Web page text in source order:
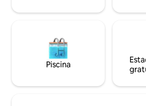
recentemente renovada, e os móveis,
quente✅ 24 horas, banda larga de fibra
óptica de ultra-alta velocidade
Lavanderia self-service gratuita✅ com
máquina de lavar e sabão em pó ✅Há
livres para usar e cozinhar ✅Cada
Piscina